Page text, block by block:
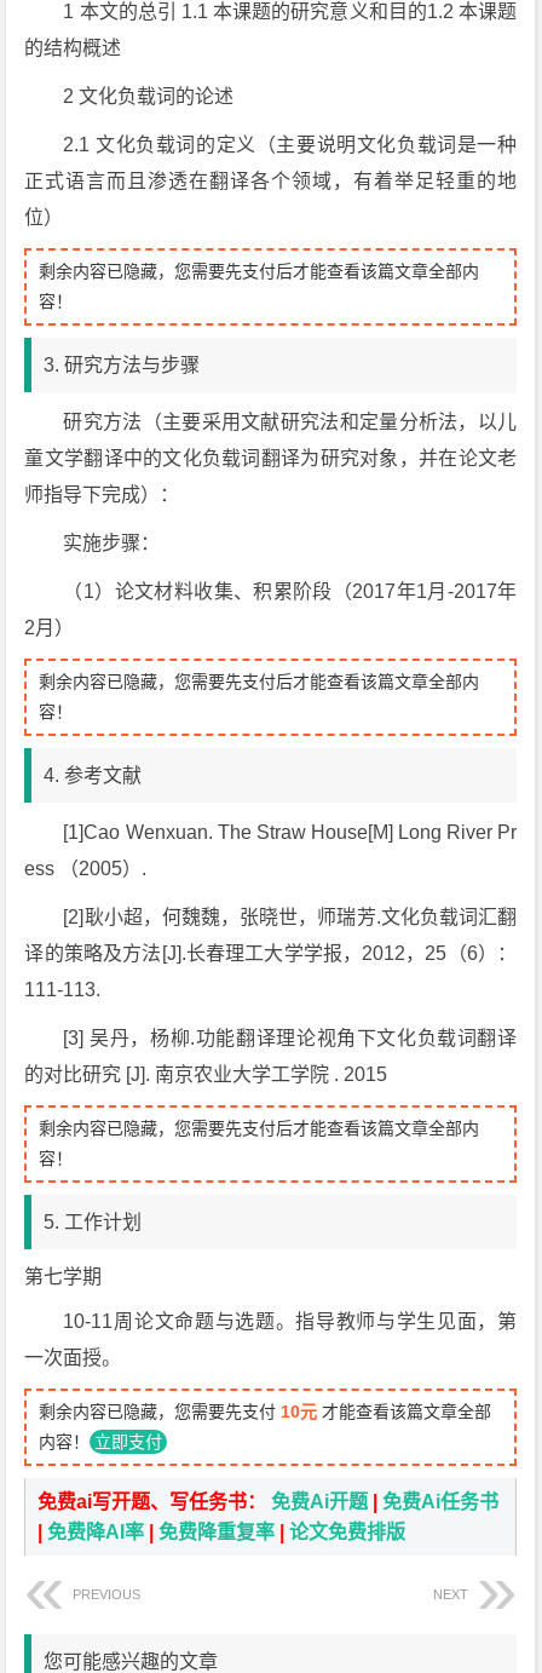
1 本文的总引 1.1 本课题的研究意义和目的1.2 本课题
的结构概述
2 文化负载词的论述
2.1 文化负载词的定义（主要说明文化负载词是一种
正式语言而且渗透在翻译各个领域，有着举足轻重的地
位）
剩余内容已隐藏，您需要先支付后才能查看该篇文章全部内
容！
3. 研究方法与步骤
研究方法（主要采用文献研究法和定量分析法，以儿
童文学翻译中的文化负载词翻译为研究对象，并在论文老
师指导下完成）：
实施步骤：
（1）论文材料收集、积累阶段（2017年1月-2017年
2月）
剩余内容已隐藏，您需要先支付后才能查看该篇文章全部内
容！
4. 参考文献
[1]Cao Wenxuan. The Straw House[M] Long River Pr
ess （2005）.
[2]耿小超，何魏魏，张晓世，师瑞芳.文化负载词汇翻
译的策略及方法[J].长春理工大学学报，2012，25（6）：
111-113.
[3] 吴丹，杨柳.功能翻译理论视角下文化负载词翻译
的对比研究 [J]. 南京农业大学工学院 . 2015
剩余内容已隐藏，您需要先支付后才能查看该篇文章全部内
容！
5. 工作计划
第七学期
10-11周论文命题与选题。指导教师与学生见面，第
一次面授。
剩余内容已隐藏，您需要先支付 10元 才能查看该篇文章全部
内容！ 立即支付
免费ai写开题、写任务书：免费Ai开题 |免费Ai任务书
|免费降AI率 |免费降重复率 |论文免费排版
PREVIOUS NEXT
您可能感兴趣的文章